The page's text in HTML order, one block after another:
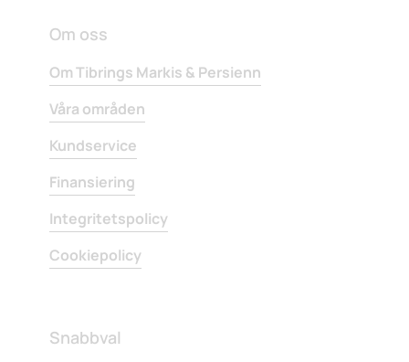
Om oss
Om Tibrings Markis & Persienn
Våra områden
Kundservice
Finansiering
Integritetspolicy
Cookiepolicy
Snabbval